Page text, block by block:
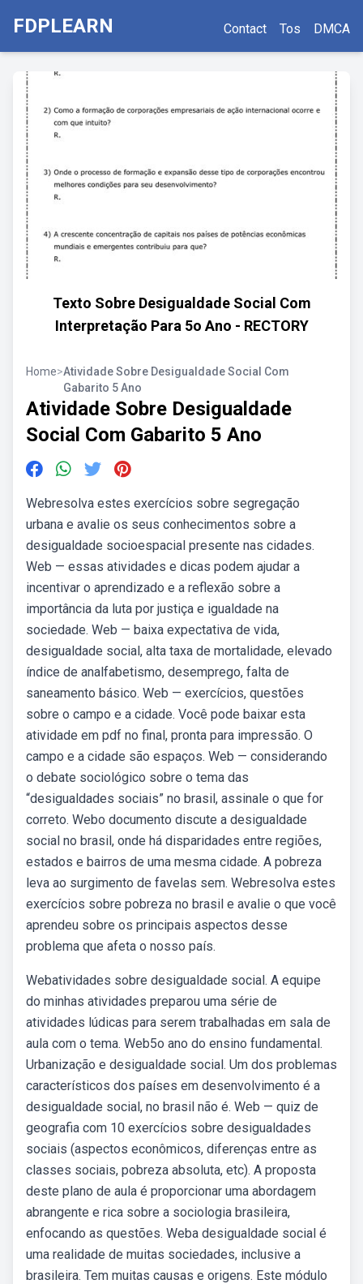
FDPLEARN Contact Tos DMCA
Texto Sobre Desigualdade Social Com
Interpretação Para 5o Ano - RECTORY
Home>Atividade Sobre Desigualdade Social Com
Gabarito 5 Ano
Atividade Sobre Desigualdade
Social Com Gabarito 5 Ano
Webresolva estes exercícios sobre segregação
urbana e avalie os seus conhecimentos sobre a
desigualdade socioespacial presente nas cidades.
Web — essas atividades e dicas podem ajudar a
incentivar o aprendizado e a reflexão sobre a
importância da luta por justiça e igualdade na
sociedade. Web — baixa expectativa de vida,
desigualdade social, alta taxa de mortalidade, elevado
índice de analfabetismo, desemprego, falta de
saneamento básico. Web — exercícios, questões
sobre o campo e a cidade. Você pode baixar esta
atividade em pdf no final, pronta para impressão. O
campo e a cidade são espaços. Web — considerando
o debate sociológico sobre o tema das
“desigualdades sociais” no brasil, assinale o que for
correto. Webo documento discute a desigualdade
social no brasil, onde há disparidades entre regiões,
estados e bairros de uma mesma cidade. A pobreza
leva ao surgimento de favelas sem. Webresolva estes
exercícios sobre pobreza no brasil e avalie o que você
aprendeu sobre os principais aspectos desse
problema que afeta o nosso país.
Webatividades sobre desigualdade social. A equipe
do minhas atividades preparou uma série de
atividades lúdicas para serem trabalhadas em sala de
aula com o tema. Web5o ano do ensino fundamental.
Urbanização e desigualdade social. Um dos problemas
característicos dos países em desenvolvimento é a
desigualdade social, no brasil não é. Web — quiz de
geografia com 10 exercícios sobre desigualdades
sociais (aspectos econômicos, diferenças entre as
classes sociais, pobreza absoluta, etc). A proposta
deste plano de aula é proporcionar uma abordagem
abrangente e rica sobre a sociologia brasileira,
enfocando as questões. Weba desigualdade social é
uma realidade de muitas sociedades, inclusive a
brasileira. Tem muitas causas e origens. Este módulo